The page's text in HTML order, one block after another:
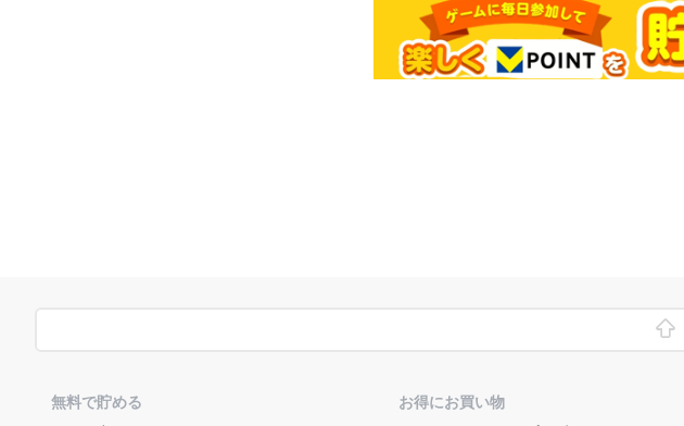
無料で貯める
お得にお買い物